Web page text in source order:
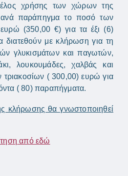
χρήσης των χώρων της
παράπηγμα το ποσό των
ευρώ (350,00 €) για τα έξι (6)
με κλήρωση για τη
γλυκισμάτων και παγωτών,
λουκουμάδες, χαλβάς και
( 300,00) ευρώ για
( 80) παραπήγματα.
κλήρωσης θα γνωστοποιηθεί
από εδώ